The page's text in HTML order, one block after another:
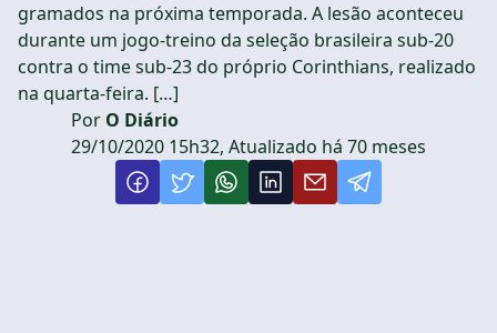
gramados na próxima temporada. A lesão aconteceu
durante um jogo-treino da seleção brasileira sub-20
contra o time sub-23 do próprio Corinthians, realizado
na quarta-feira. […]
Por O Diário
29/10/2020 15h32, Atualizado há 70 meses